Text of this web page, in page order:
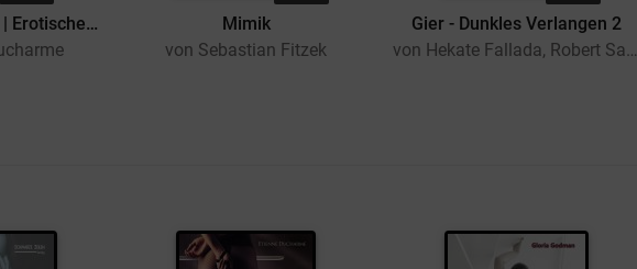
Das Femdom Büro | Erotischer Roman
Mimik
von Sebastian Fitzek
Gier - Dunkles Verlangen 2
von Hekate Fallada, Robert Sarre, Gregor Dunajew, Tabor Jenkins, Hans Bergmann